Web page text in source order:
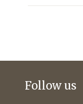
Follow us